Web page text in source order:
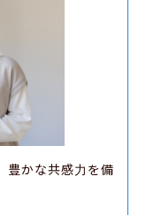
豊かな共感力を備